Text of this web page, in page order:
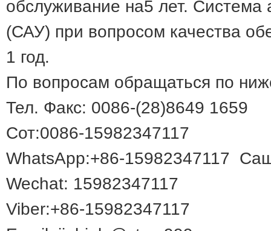
обслуживание на5 лет. Система
(САУ) при вопросом качества
1 год.
По вопросам обращаться по
Тел. Факс: 0086-(28)8649 1659
Сот:0086-15982347117
WhatsApp:+86-15982347117
Wechat: 15982347117
Viber:+86-15982347117